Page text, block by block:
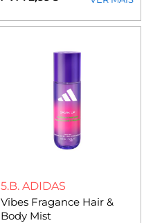
5.B. ADIDAS
Vibes Fragance Hair &
Body Mist